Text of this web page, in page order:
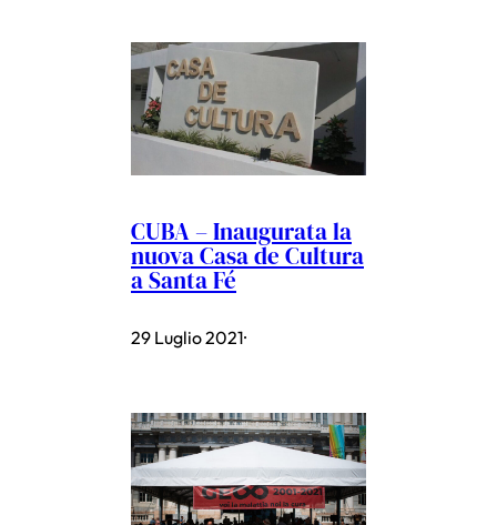
CUBA – Inaugurata la
nuova Casa de Cultura
a Santa Fé
29 Luglio 2021·